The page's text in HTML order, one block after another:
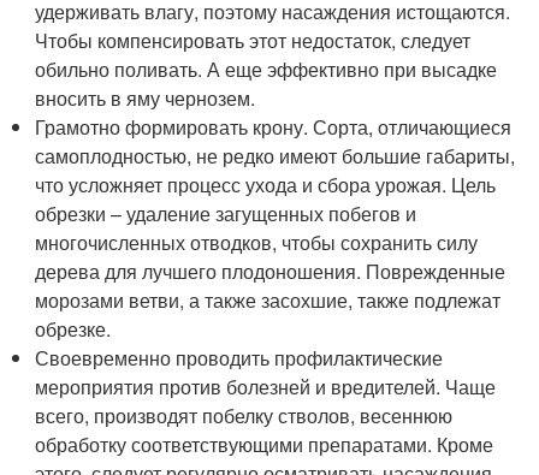
удерживать влагу, поэтому насаждения истощаются.
Чтобы компенсировать этот недостаток, следует
обильно поливать. А еще эффективно при высадке
вносить в яму чернозем.
Грамотно формировать крону. Сорта, отличающиеся
самоплодностью, не редко имеют большие габариты,
что усложняет процесс ухода и сбора урожая. Цель
обрезки – удаление загущенных побегов и
многочисленных отводков, чтобы сохранить силу
дерева для лучшего плодоношения. Поврежденные
морозами ветви, а также засохшие, также подлежат
обрезке.
Своевременно проводить профилактические
мероприятия против болезней и вредителей. Чаще
всего, производят побелку стволов, весеннюю
обработку соответствующими препаратами. Кроме